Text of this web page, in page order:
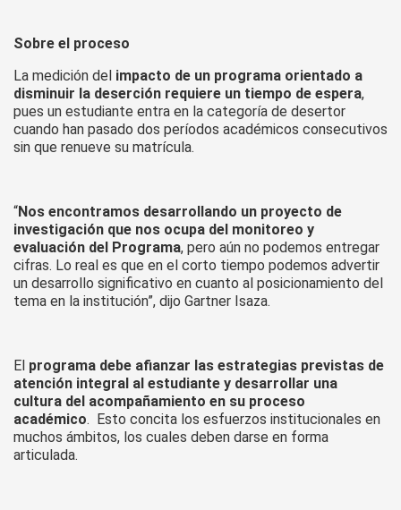
Sobre el proceso
La medición del impacto de un programa orientado a
disminuir la deserción requiere un tiempo de espera,
pues un estudiante entra en la categoría de desertor
cuando han pasado dos períodos académicos consecutivos
sin que renueve su matrícula.
“Nos encontramos desarrollando un proyecto de
investigación que nos ocupa del monitoreo y
evaluación del Programa, pero aún no podemos entregar
cifras. Lo real es que en el corto tiempo podemos advertir
un desarrollo significativo en cuanto al posicionamiento del
tema en la institución”, dijo Gartner Isaza.
El programa debe afianzar las estrategias previstas de
atención integral al estudiante y desarrollar una
cultura del acompañamiento en su proceso
académico. Esto concita los esfuerzos institucionales en
muchos ámbitos, los cuales deben darse en forma
articulada.